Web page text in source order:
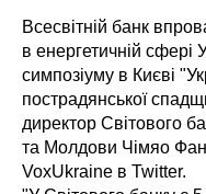
Всесвітній банк
в енергетичній сфері
симпозіуму в Києві
пострадянської
директор Світового
та Молдови Чімяо
VoxUkraine в Twitter.